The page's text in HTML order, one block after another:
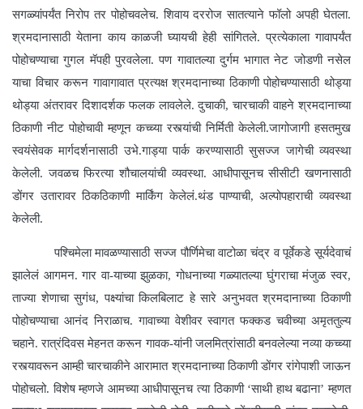
सगळ्यांपर्यंत निरोप तर पोहोचवलेच. शिवाय दररोज सातत्याने फॉलो अपही घेतला.
श्रमदानासाठी येताना काय काळजी घ्यायची हेही सांगितले. प्रत्येकाला गावापर्यंत
पोहोचण्याचा गुगल मॅपही पुरवलेला. पण गावातल्या दुर्गम भागात नेट जोडणी नसेल
याचा विचार करून गावागावात प्रत्यक्ष श्रमदानाच्या ठिकाणी पोहोचण्यासाठी थोड्या
थोड्या अंतरावर दिशादर्शक फलक लावलेले. दुचाकी, चारचाकी वाहने श्रमदानाच्या
ठिकाणी नीट पोहोचावी म्हणून कच्च्या रस्त्यांची निर्मिती केलेली.जागोजागी हसतमुख
स्वयंसेवक मार्गदर्शनासाठी उभे.गाड्या पार्क करण्यासाठी सुसज्ज जागेची व्यवस्था
केलेली. जवळच फिरत्या शौचालयांची व्यवस्था. आधीपासूनच सीसीटी खणनासाठी
डोंगर उतारावर ठिकठिकाणी मार्किंग केलेलं.थंड पाण्याची, अल्पोपहाराची व्यवस्था
केलेली.
पश्चिमेला मावळण्यासाठी सज्ज पौर्णिमेचा वाटोळा चंद्र व पूर्वेकडे सूर्यदेवाचं
झालेलं आगमन. गार वा-याच्या झुळका, गोधनाच्या गळ्यातल्या घुंगराचा मंजुळ स्वर,
ताज्या शेणाचा सुगंध, पक्ष्यांचा किलबिलाट हे सारे अनुभवत श्रमदानाच्या ठिकाणी
पोहोचण्याचा आनंद निराळाच. गावाच्या वेशीवर स्वागत फक्कड चवीच्या अमृततुल्य
चहाने. रात्रंदिवस मेहनत करून गावक-यांनी जलमित्रांसाठी बनवलेल्या नव्या कच्च्या
रस्त्यावरून आम्ही चारचाकीने आरामात श्रमदानाच्या ठिकाणी डोंगर रांगेपाशी जाऊन
पोहोचलो. विशेष म्हणजे आमच्या आधीपासूनच त्या ठिकाणी ‘साथी हाथ बढाना’ म्हणत